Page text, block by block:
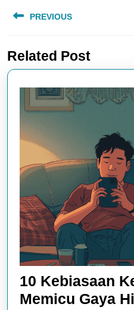
posPREVIOUS
post:
Related Post
10 Kebiasaan
Memicu Gaya